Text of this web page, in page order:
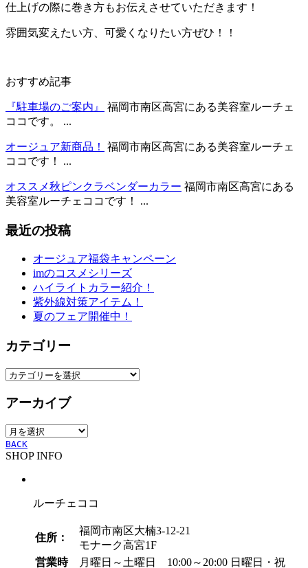
仕上げの際に巻き方もお伝えさせていただきます！
雰囲気変えたい方、可愛くなりたい方ぜひ！！
おすすめ記事
『駐車場のご案内』
福岡市南区高宮にある美容室ルーチェ
ココです。 ...
オージュア新商品！
福岡市南区高宮にある美容室ルーチェ
ココです！ ...
オススメ秋ピンクラベンダーカラー 福岡市南区高宮にある
美容室ルーチェココです！ ...
最近の投稿
オージュア福袋キャンペーン
imのコスメシリーズ
ハイライトカラー紹介！
紫外線対策アイテム！
夏のフェア開催中！
カテゴリー
カ
ゴ
ー
アーカイブ
ア
ー
カ
BACK
SHOP INFO
ルーチェココ
住所：
福岡市南区大楠3-12-21
モナーク高宮1F
営業時
月曜日～土曜日 10:00～20:00 日曜日・祝